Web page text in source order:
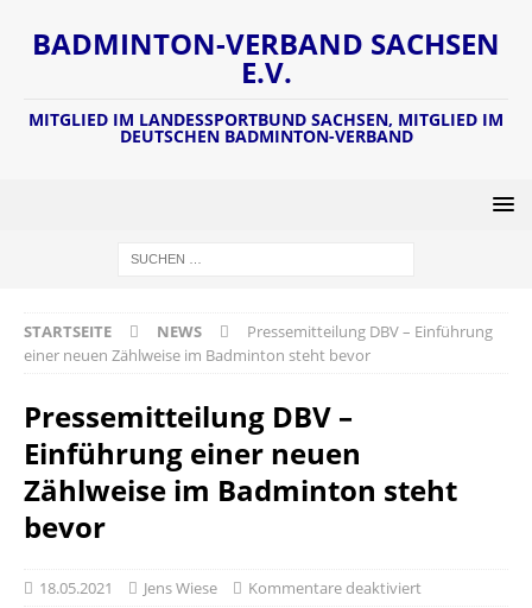
BADMINTON-VERBAND SACHSEN
E.V.
MITGLIED IM LANDESSPORTBUND SACHSEN, MITGLIED IM
DEUTSCHEN BADMINTON-VERBAND
STARTSEITE NEWS
Pressemitteilung DBV – Einführung
einer neuen Zählweise im Badminton steht bevor
Pressemitteilung DBV –
Einführung einer neuen
Zählweise im Badminton steht
bevor
18.05.2021 Jens Wiese Kommentare deaktiviert